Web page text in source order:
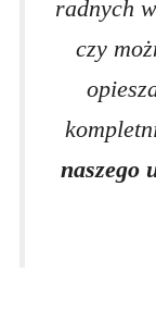
radnych
czy
naszego